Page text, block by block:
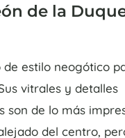
de la
de estilo neogótico
vitrales y detalles
son de lo más
del centro,